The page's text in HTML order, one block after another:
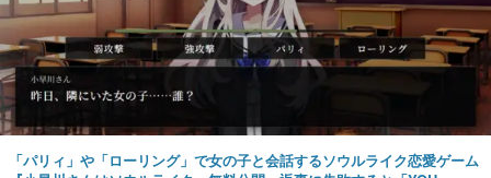
「パリィ」や「ローリング」で女の子と会話するソウルライク恋愛ゲーム